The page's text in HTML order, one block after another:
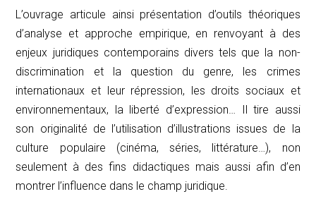
L’ouvrage articule ainsi présentation d’outils théoriques
d’analyse et approche empirique, en renvoyant à des
enjeux juridiques contemporains divers tels que la non-
discrimination et la question du genre, les crimes
internationaux et leur répression, les droits sociaux et
environnementaux, la liberté d’expression… Il tire aussi
son originalité de l’utilisation d’illustrations issues de la
culture populaire (cinéma, séries, littérature…), non
seulement à des fins didactiques mais aussi afin d’en
montrer l’influence dans le champ juridique.